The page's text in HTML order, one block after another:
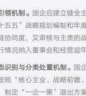
机制。 国企应建立健全
五”战略规划编制和年
同度，又审核与主责的
况纳入董事会和经营层
别与分类处置机制。 国
照“核心主业、战略前瞻
制定“一企一策”退出方